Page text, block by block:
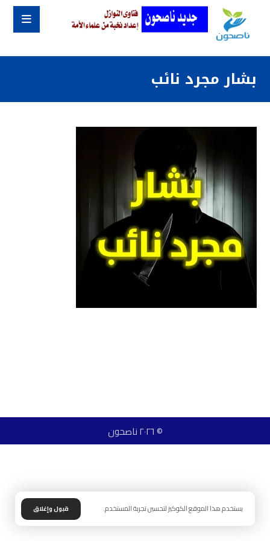
بشار مجرد نائب
© ٢٠٢٦ ناصحون
يستخدم هذا الموقع الكوكيز لتحسين تجربة المستخدم. قبول وإغلاق